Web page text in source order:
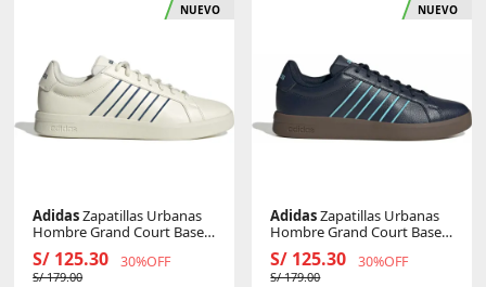
NUEVO
AdidasZapatillas Urbanas
Hombre Grand Court Base
3.0
S/ 125.30 30%OFF
S/ 179.00
NUEVO
AdidasZapatillas Urbanas
Hombre Grand Court Base
3.0
S/ 125.30 30%OFF
S/ 179.00